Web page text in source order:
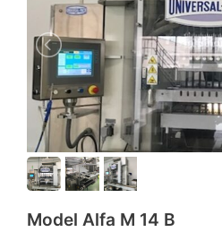
Model Alfa M 14 B